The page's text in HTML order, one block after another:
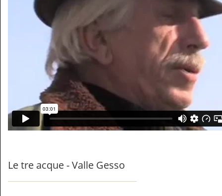
Le tre acque - Valle Gesso